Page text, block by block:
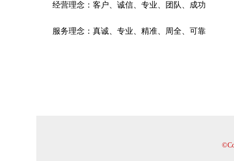
经营理念：客户、诚信、专业、团队、成功
服务理念：真诚、专业、精准、周全、可靠